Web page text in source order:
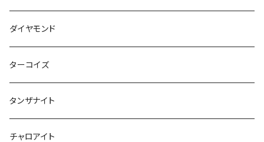
ダイヤモンド
ターコイズ
タンザナイト
チャロアイト